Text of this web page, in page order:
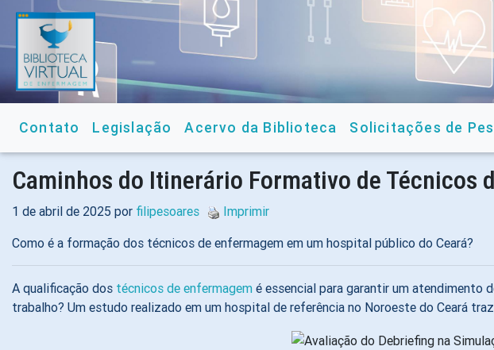
Contato Legislação Acervo da Biblioteca Solicitações de
Caminhos do Itinerário Formativo de Técnicos
1 de abril de 2025 por filipesoares
Imprimir
Como é a formação dos técnicos de enfermagem em um hospital público do Ceará?
A qualificação dos técnicos de enfermagem é essencial para garantir um atendimento
trabalho? Um estudo realizado em um hospital de referência no Noroeste do Ceará